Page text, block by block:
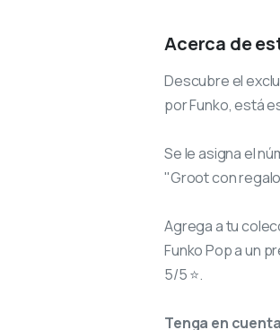
Acerca de
Descubre el
por Funko, está
Se le asigna el
"Groot con
Agrega a tu
Funko Pop a un
5/5 ⭐.
Tenga en